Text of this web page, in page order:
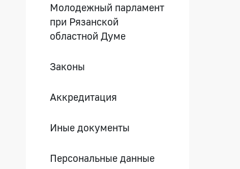
Молодежный парламент
при Рязанской
областной Думе
Законы
Аккредитация
Иные документы
Персональные данные